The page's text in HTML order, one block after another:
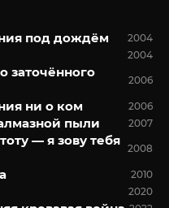
под дождём 2004
2004
заточённого
2006
ни о ком 2006
пыли 2007
— я зову тебя
2008
2010
2020